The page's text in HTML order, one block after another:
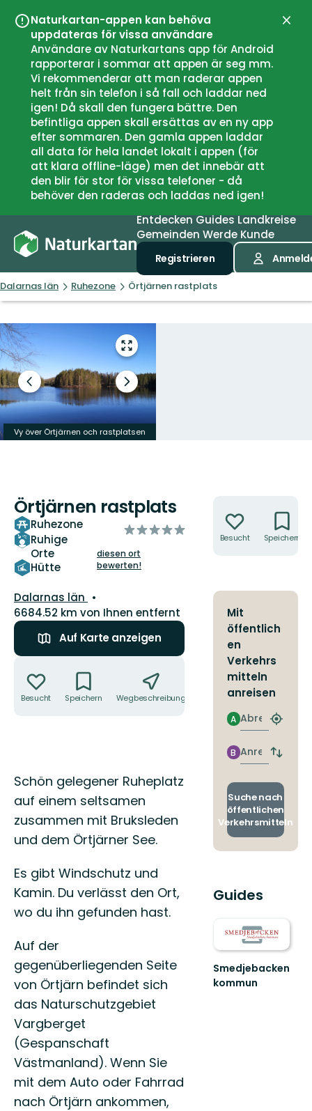
Naturkartan-appen kan behöva
uppdateras för vissa användare
Användare av Naturkartans app för Android
rapporterar i sommar att appen är seg mm.
Vi rekommenderar att man raderar appen
helt från sin telefon i så fall och laddar ned
igen! Då skall den fungera bättre. Den
befintliga appen skall ersättas av en ny app
efter sommaren. Den gamla appen laddar
all data för hela landet lokalt i appen (för
att klara offline-läge) men det innebär att
den blir för stor för vissa telefoner - då
behöver den raderas och laddas ned igen!
EntdeckenGuidesLandkreise
Gemeinden Werde Kunde
Registrieren
Dalarnas län Ruhezone Örtjärnen rastplats
Vollbild
öffnen
Vorheriger
Slide
Nächster
Slide
Vy över Örtjärnen och rastplatsen
Örtjärnen rastplats
Ruhezone
Ruhige
Orte
Hütte
von
Sternen
diesen ort
bewerten!
Landkreis:
Dalarnas län
6684.52 km von Ihnen entfernt
Auf Karte anzeigen
Besucht Speichern Wegbeschreibung
Beschreibung
Schön gelegener Ruheplatz
auf einem seltsamen
zusammen mit Bruksleden
und dem Örtjärner See.
Es gibt Windschutz und
Kamin. Du verlässt den Ort,
wo du ihn gefunden hast.
Auf der
gegenüberliegenden Seite
von Örtjärn befindet sich
das Naturschutzgebiet
Vargberget
(Gespanschaft
Västmanland). Wenn Sie
mit dem Auto oder Fahrrad
nach Örtjärn ankommen,
Besucht Speichern
Mit
öffentlich
en
Verkehrs
mitteln
anreisen
Abreise
A
finden
Anreise
B
Suche nach
öffentlichen
Verkehrsmitteln
Guides
Smedjebacken
kommun